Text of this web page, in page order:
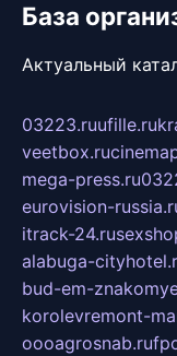
База
Актуальный
03223.ruufille.ru
veetbox.ru
mega-press.ru
eurovision-
itrack-24.ru
alabuga-
bud-em-
korolevremont-
oooagrosnab.ru